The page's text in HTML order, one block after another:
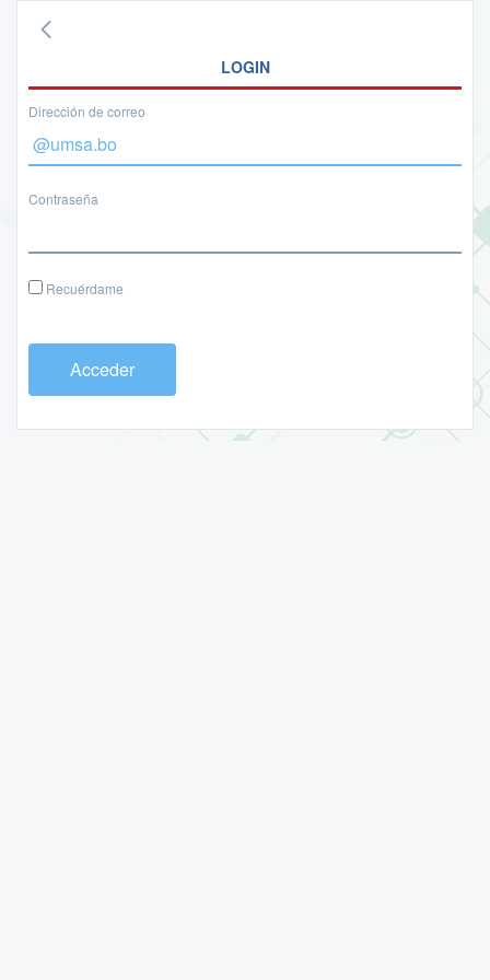
LOGIN
Dirección de correo
Contraseña
Recuérdame
Acceder